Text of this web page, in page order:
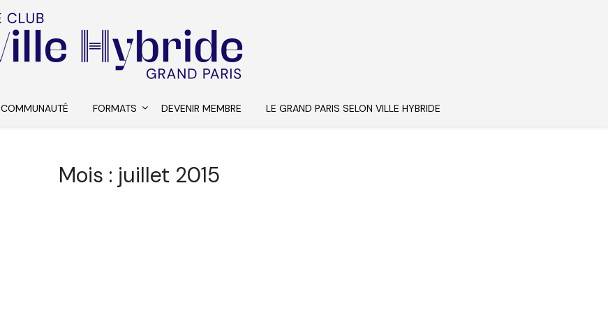
COMMUNAUTÉ FORMATS DEVENIR MEMBRE LE GRAND PARIS SELON VILLE HYBRIDE
Mois : juillet 2015